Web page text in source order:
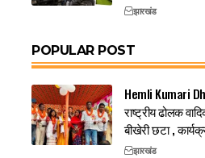
झारखंड
POPULAR POST
Hemli Kumari
राष्ट्रीय ढोलक
बीखेरी छटा ,
झारखंड